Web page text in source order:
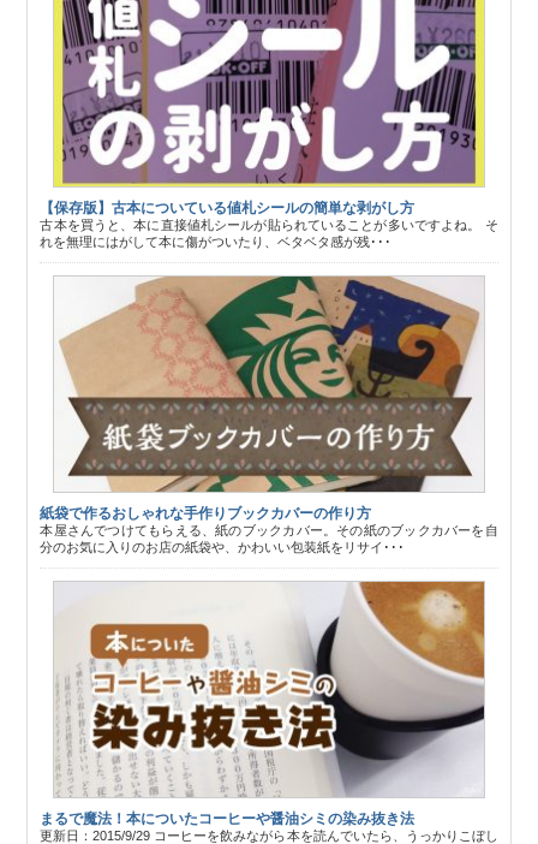
【保存版】古本についている値札シールの簡単な剥がし方
古本を買うと、本に直接値札シールが貼られていることが多いですよね。 そ
れを無理にはがして本に傷がついたり、ベタベタ感が残･･･
紙袋で作るおしゃれな手作りブックカバーの作り方
本屋さんでつけてもらえる、紙のブックカバー。その紙のブックカバーを自
分のお気に入りのお店の紙袋や、かわいい包装紙をリサイ･･･
まるで魔法！本についたコーヒーや醤油シミの染み抜き法
更新日：2015/9/29 コーヒーを飲みながら本を読んでいたら、うっかりこぼし